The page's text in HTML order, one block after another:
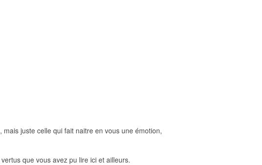
juste celle qui fait naitre en vous une émotion,
que vous avez pu lire ici et ailleurs.